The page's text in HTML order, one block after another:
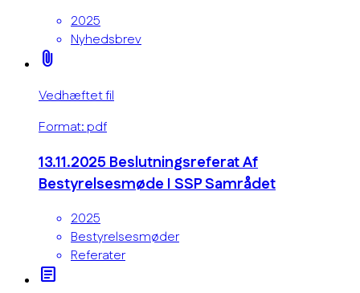
2025
Nyhedsbrev
attach_file
Vedhæftet fil
Format: pdf
13.11.2025 Beslutningsreferat Af
Bestyrelsesmøde I SSP Samrådet
2025
Bestyrelsesmøder
Referater
article